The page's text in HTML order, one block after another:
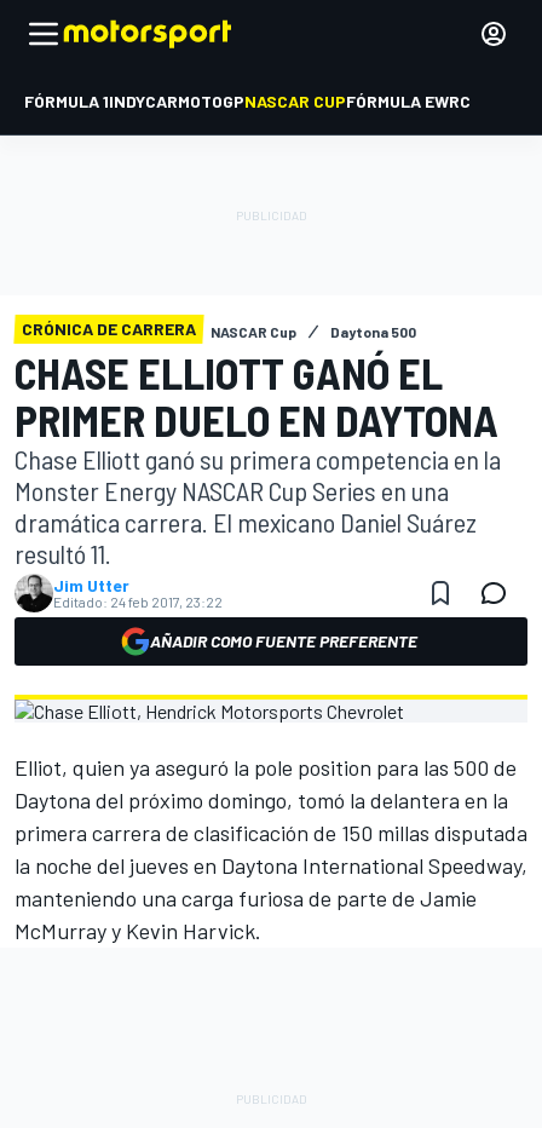
FÓRMULA 1INDYCARMOTOGPNASCAR CUPFÓRMULA EWRC
CRÓNICA DE CARRERA NASCAR Cup Daytona 500
CHASE ELLIOTT GANÓ EL
PRIMER DUELO EN DAYTONA
Chase Elliott ganó su primera competencia en la
Monster Energy NASCAR Cup Series en una
dramática carrera. El mexicano Daniel Suárez
resultó 11.
Jim Utter
Editado: 24 feb 2017, 23:22
AÑADIR COMO FUENTE PREFERENTE
Elliot, quien ya aseguró la pole position para las 500 de
Daytona del próximo domingo, tomó la delantera en la
primera carrera de clasificación de 150 millas disputada
la noche del jueves en Daytona International Speedway,
manteniendo una carga furiosa de parte de Jamie
McMurray y Kevin Harvick.